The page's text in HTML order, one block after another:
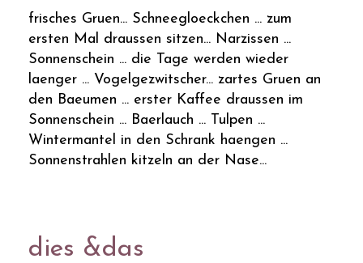
frisches Gruen... Schneegloeckchen ... zum
ersten Mal draussen sitzen... Narzissen ...
Sonnenschein ... die Tage werden wieder
laenger ... Vogelgezwitscher... zartes Gruen an
den Baeumen ... erster Kaffee draussen im
Sonnenschein ... Baerlauch ... Tulpen ...
Wintermantel in den Schrank haengen ...
Sonnenstrahlen kitzeln an der Nase...
dies &das